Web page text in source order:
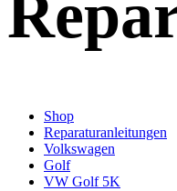
Shop
Reparaturanleitungen
Volkswagen
Golf
VW Golf 5K